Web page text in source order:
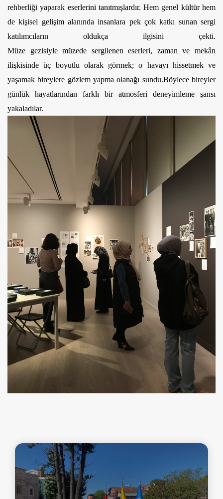
rehberliği yaparak eserlerini tanıtmışlardır. Hem genel kültür hem
de kişisel gelişim alanında insanlara pek çok katkı sunan sergi
Müze gezisiyle müzede sergilenen eserleri, zaman ve mekân
ilişkisinde üç boyutlu olarak görmek; o havayı hissetmek ve
yaşamak bireylere gözlem yapma olanağı sundu.Böylece bireyler
günlük hayatlarından farklı bir atmosferi deneyimleme şansı
yakaladılar.